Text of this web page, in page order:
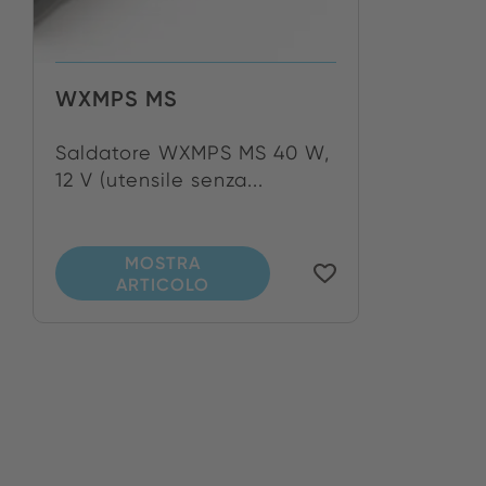
WXMPS MS
Saldatore WXMPS MS 40 W,
12 V (utensile senza...
MOSTRA
ARTICOLO